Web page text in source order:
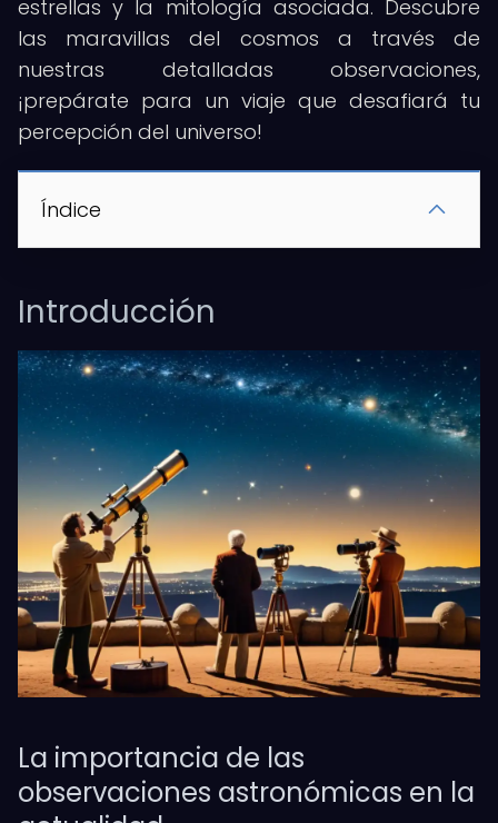
estrellas y la mitología asociada. Descubre
las maravillas del cosmos a través de
nuestras detalladas observaciones,
¡prepárate para un viaje que desafiará tu
percepción del universo!
Índice
Introducción
La importancia de las
observaciones astronómicas en la